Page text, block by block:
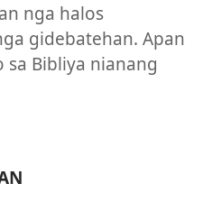
nga halos
gidebatehan. Apan
Bibliya nianang